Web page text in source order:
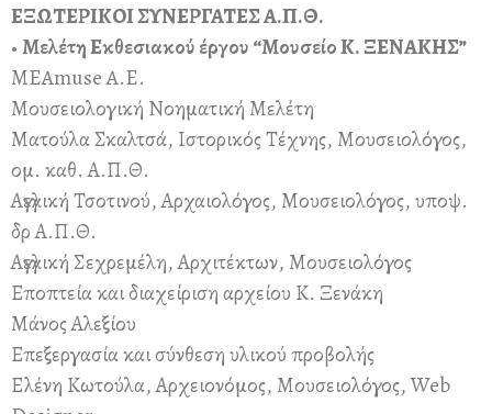
ΕΞΩΤΕΡΙΚΟΙ ΣΥΝΕΡΓΑΤΕΣ Α.Π.Θ.
•Μελέτη Εκθεσιακού έργου “Μουσείο Κ. ΞΕΝΑΚΗΣ”
MEAmuse A.E.
Μουσειολογική Νοηματική Μελέτη
Ματούλα Σκαλτσά, Ιστορικός Τέχνης, Μουσειολόγος,
ομ. καθ. Α.Π.Θ.
Αγγελική Τσοτινού, Αρχαιολόγος, Μουσειολόγος, υποψ.
δρ Α.Π.Θ.
Αγγελική Σεχρεμέλη, Αρχιτέκτων, Μουσειολόγος
Εποπτεία και διαχείριση αρχείου Κ. Ξενάκη
Μάνος Αλεξίου
Επεξεργασία και σύνθεση υλικού προβολής
Ελένη Κωτούλα, Αρχειονόμος, Μουσειολόγος, Web